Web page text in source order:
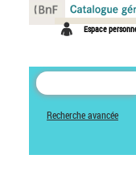
Espace
Recherche avancée
Panneau de gestion des